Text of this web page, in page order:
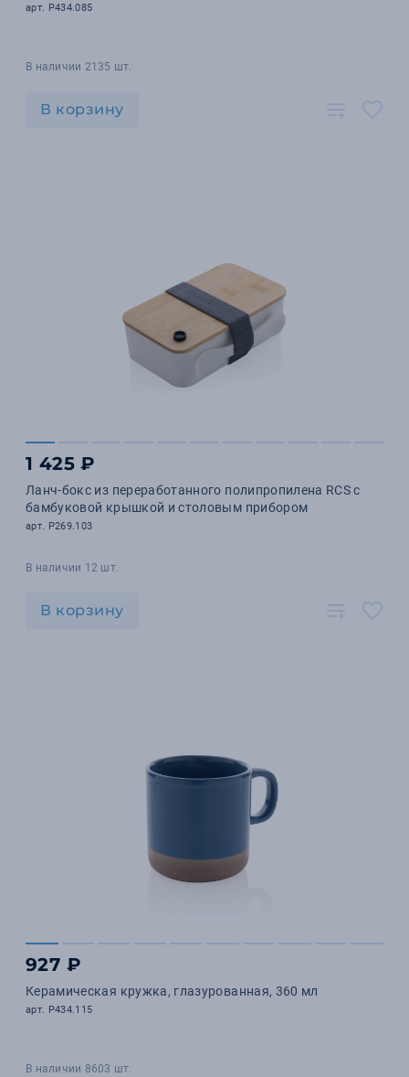
арт. P434.085
В наличии 2135 шт.
В корзину
1 425 ₽
Ланч-бокс из переработанного полипропилена RCS с
бамбуковой крышкой и столовым прибором
арт. P269.103
В наличии 12 шт.
В корзину
927 ₽
Керамическая кружка, глазурованная, 360 мл
арт. P434.115
В наличии 8603 шт.